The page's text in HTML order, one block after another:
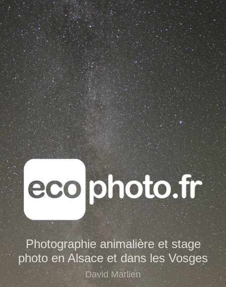
Photographie animalière et stage
photo en Alsace et dans les Vosges
David Marlien